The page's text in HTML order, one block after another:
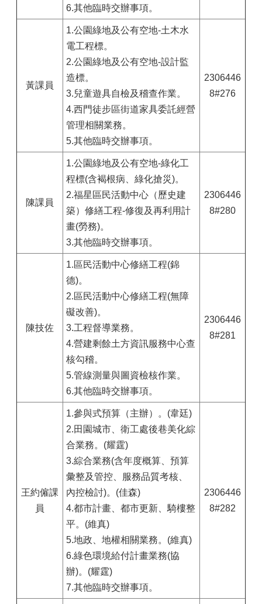
6.其他臨時交辦事項。
黃課員
1.公園綠地及公有空地-土木水
電工程標。
2.公園綠地及公有空地-設計監
造標。
3.兒童遊具自檢及稽查作業。
4.西門徒步區街道家具委託經營
管理相關業務。
5.其他臨時交辦事項。
2306446
8#276
陳課員
1.公園綠地及公有空地-綠化工
程標(含褐根病、綠化搶災)。
2.福星區民活動中心（歷史建
築）修繕工程-修復及再利用計
畫(勞務)。
3.其他臨時交辦事項。
2306446
8#280
陳技佐
1.區民活動中心修繕工程(錦
德)。
2.區民活動中心修繕工程(無障
礙改善)。
3.工程督導業務。
4.營建剩餘土方資訊服務中心查
核勾稽。
5.管線測量與圖資檢核作業。
6.其他臨時交辦事項。
2306446
8#281
王約僱課
員
1.參與式預算（主辦）。(韋廷)
2.田園城市、衛工處後巷美化綜
合業務。(耀霆)
3.綜合業務(含年度概算、預算
彙整及管控、服務品質考核、
內控檢討)。(佳森)
4.都市計畫、都市更新、騎樓整
平。(維真)
5.地政、地權相關業務。(維真)
6.綠色環境給付計畫業務(協
辦)。(耀霆)
7.其他臨時交辦事項。
2306446
8#282